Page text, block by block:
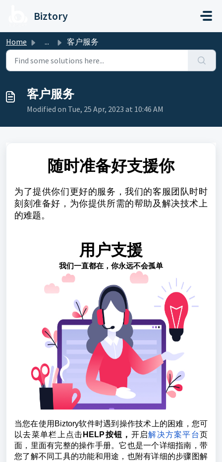
Biztory
Home ... 客户服务
客户服务
Modified on Tue, 25 Apr, 2023 at 10:46 AM
随时准备好支援你
为了提供你们更好的服务，我们的客服团队时时
刻刻准备好，为你提供所需的帮助及解决技术上
的难题。
用户支援
我们一直都在，你永远不会孤单
当您在使用Biztory软件时遇到操作技术上的困难，您可
以去菜单栏上点击 HELP按钮， 开启解决方案平台页
面，里面有完整的操作手册。它也是一个详细指南，带
您了解不同工具的功能和用途，也附有详细的步骤图解